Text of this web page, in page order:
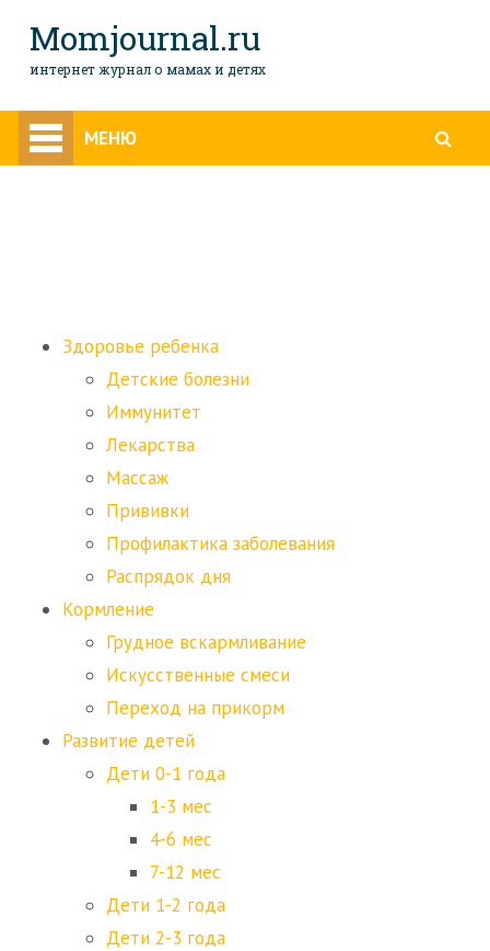
Momjournal.ru
интернет журнал о мамах и детях
МЕНЮ
Здоровье ребенка
Здоровье ребенка
Детские болезни
Иммунитет
Лекарства
Массаж
Прививки
Профилактика заболевания
Распрядок дня
Кормление
Грудное вскармливание
Искусственные смеси
Переход на прикорм
Развитие детей
Дети 0-1 года
1-3 мес
4-6 мес
7-12 мес
Дети 1-2 года
Дети 2-3 года